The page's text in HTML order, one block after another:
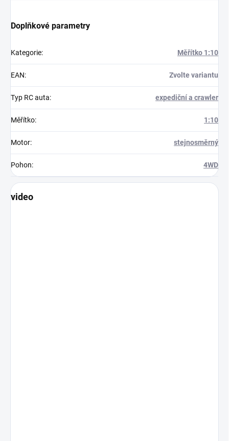
Doplňkové parametry
Kategorie: Měřítko 1:10
EAN: Zvolte variantu
Typ RC auta: expediční a crawler
Měřítko: 1:10
Motor: stejnosměrný
Pohon: 4WD
video